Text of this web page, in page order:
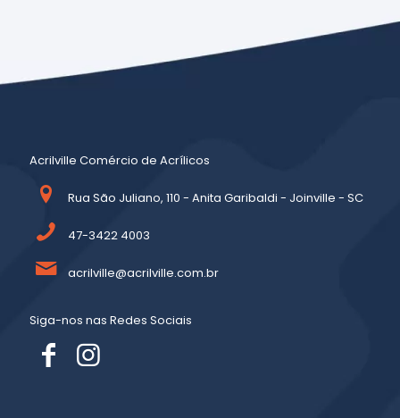
Acrilville Comércio de Acrílicos
Rua São Juliano, 110 - Anita Garibaldi - Joinville - SC
47-3422 4003
acrilville@acrilville.com.br
Siga-nos nas Redes Sociais